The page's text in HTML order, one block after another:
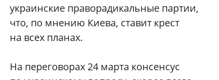
украинские праворадикальные партии,
что, по мнению Киева, ставит крест
на всех планах.
На переговорах 24 марта консенсус